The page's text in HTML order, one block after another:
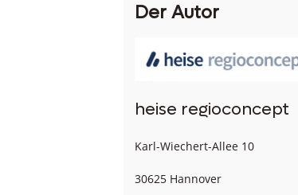
Der Autor
heise regioconcept
Karl-Wiechert-Allee 10
30625 Hannover